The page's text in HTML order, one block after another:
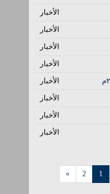
الأخبار
الأخبار
الأخبار
الأخبار
الأخبار
الأخبار
الأخبار
الأخبار
1
2
»